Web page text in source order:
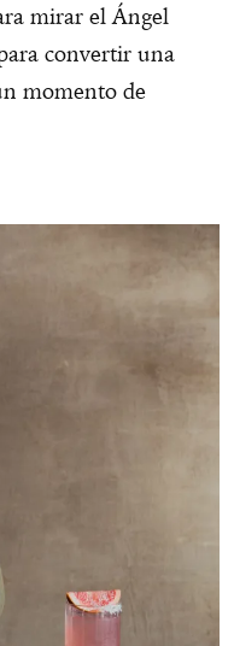
mirar el Ángel
convertir una
momento de